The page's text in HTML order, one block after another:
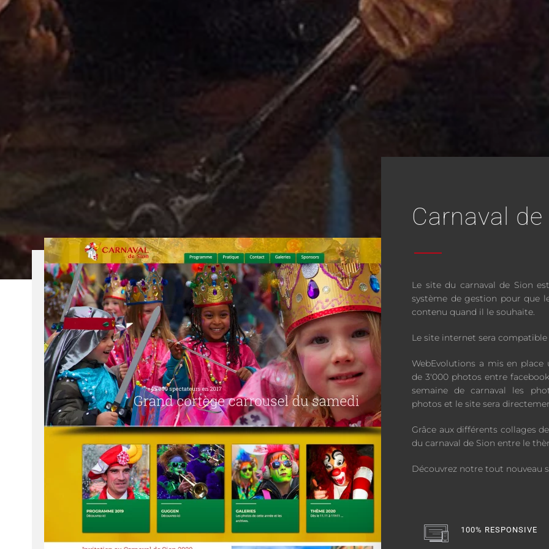
Carnaval
Le site du carnaval de Sion
système de gestion pour que
contenu quand il le souhaite.
Le site internet sera compatible
WebEvolutions a mis en
de 3'000 photos entre
semaine de carnaval les
photos et le site sera
Grâce aux différents collages
du carnaval de Sion entre le
Découvrez notre tout nouveau
100% RESPONSIVE